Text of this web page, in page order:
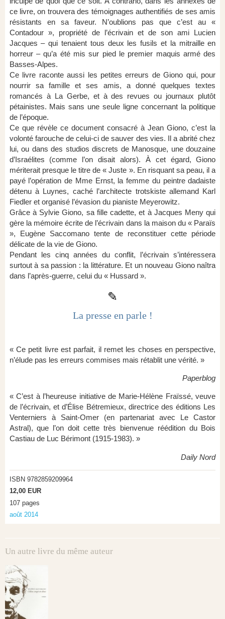
ce livre, on trouvera des témoignages authentifiés de ses amis
résistants en sa faveur. N’oublions pas que c’est au «
Contadour », propriété de l’écrivain et de son ami Lucien
Jacques – qui tenaient tous deux les fusils et la mitraille en
horreur – qu’a été mis sur pied le premier maquis armé des
Basses-Alpes.
Ce livre raconte aussi les petites erreurs de Giono qui, pour
nourrir sa famille et ses amis, a donné quelques textes
romancés à La Gerbe, et à des revues ou journaux plutôt
pétainistes. Mais sans une seule ligne concernant la politique
de l’époque.
Ce que révèle ce document consacré à Jean Giono, c’est la
volonté farouche de celui-ci de sauver des vies. Il a abrité chez
lui, ou dans des studios discrets de Manosque, une douzaine
d’Israélites (comme l’on disait alors). À cet égard, Giono
mériterait presque le titre de « Juste ». En risquant sa peau, il a
payé l’opération de Mme Ernst, la femme du peintre dadaiste
détenu à Luynes, caché l’architecte trotskiste allemand Karl
Fiedler et organisé l’évasion du pianiste Meyerowitz.
Grâce à Sylvie Giono, sa fille cadette, et à Jacques Meny qui
gère la mémoire écrite de l’écrivain dans la maison du « Paraïs
», Eugène Saccomano tente de reconstituer cette période
délicate de la vie de Giono.
Pendant les cinq années du conflit, l’écrivain s’intéressera
surtout à sa passion : la littérature. Et un nouveau Giono naîtra
dans l’après-guerre, celui du « Hussard ».
✎
La presse en parle !
« Ce petit livre est parfait, il remet les choses en perspective,
n’élude pas les erreurs commises mais rétablit une vérité. »
Paperblog
« C’est à l’heureuse initiative de Marie-Hélène Fraïssé, veuve
de l’écrivain, et d’Élise Bétremieux, directrice des éditions Les
Venterniers à Saint-Omer (en partenariat avec Le Castor
Astral), que l’on doit cette très bienvenue réédition du Bois
Castiau de Luc Bérimont (1915-1983). »
Daily Nord
ISBN 9782859209964
12,00 EUR
107 pages
août 2014
Un autre livre du même auteur